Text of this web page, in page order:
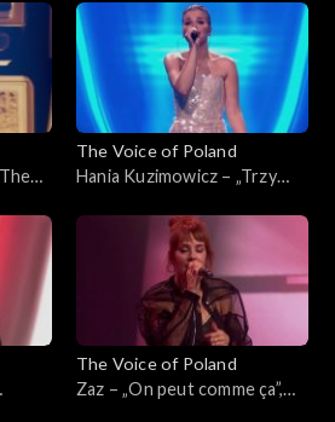
The Voice of Poland
Hania Kuzimowicz – „Trzy
Poland”, Finał, 29 listopada
The Voice of Poland
Zaz – „On peut comme ça”,